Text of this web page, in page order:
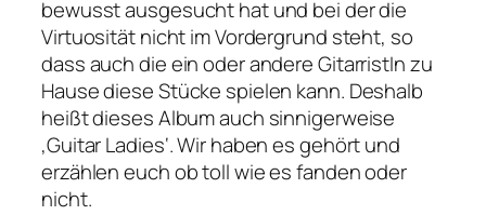
bewusst ausgesucht hat und bei der die
Virtuosität nicht im Vordergrund steht, so
dass auch die ein oder andere GitarristIn zu
Hause diese Stücke spielen kann. Deshalb
heißt dieses Album auch sinnigerweise
‚Guitar Ladies‘. Wir haben es gehört und
erzählen euch ob toll wie es fanden oder
nicht.